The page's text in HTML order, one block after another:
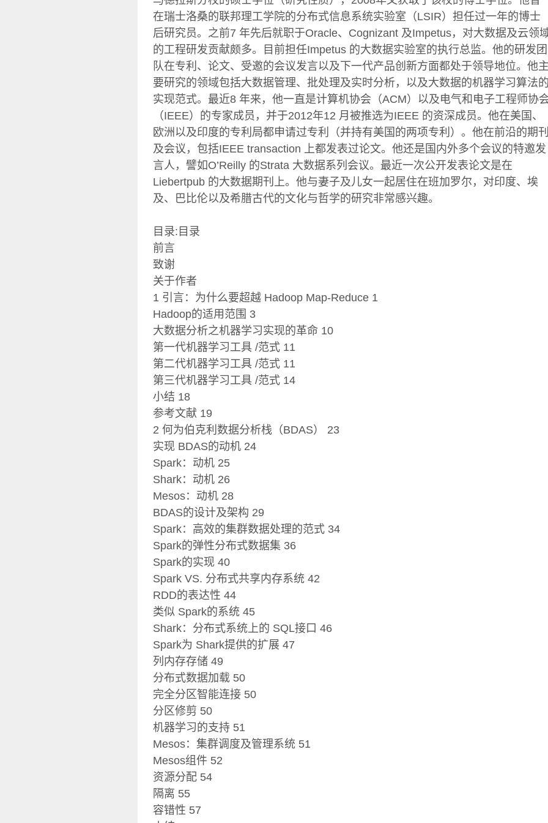
在瑞士洛桑的联邦理工学院的分布式信息系统实验室（LSIR）担任过一年的博士
后研究员。之前7 年先后就职于Oracle、Cognizant 及Impetus，对大数据及云领
的工程研发贡献颇多。目前担任Impetus 的大数据实验室的执行总监。他的研发团
队在专利、论文、受邀的会议发言以及下一代产品创新方面都处于领导地位。他
要研究的领域包括大数据管理、批处理及实时分析，以及大数据的机器学习算法
实现范式。最近8 年来，他一直是计算机协会（ACM）以及电气和电子工程师协
（IEEE）的专家成员，并于2012年12 月被推选为IEEE 的资深成员。他在美国、
欧洲以及印度的专利局都申请过专利（并持有美国的两项专利）。他在前沿的期
及会议，包括IEEE transaction 上都发表过论文。他还是国内外多个会议的特邀发
言人，譬如O’Reilly 的Strata 大数据系列会议。最近一次公开发表论文是在
Liebertpub 的大数据期刊上。他与妻子及儿女一起居住在班加罗尔，对印度、埃
及、巴比伦以及希腊古代的文化与哲学的研究非常感兴趣。
目录:目录
前言
致谢
关于作者
1 引言：为什么要超越 Hadoop Map-Reduce 1
Hadoop的适用范围 3
大数据分析之机器学习实现的革命 10
第一代机器学习工具 /范式 11
第二代机器学习工具 /范式 11
第三代机器学习工具 /范式 14
小结 18
参考文献 19
2 何为伯克利数据分析栈（BDAS） 23
实现 BDAS的动机 24
Spark：动机 25
Shark：动机 26
Mesos：动机 28
BDAS的设计及架构 29
Spark：高效的集群数据处理的范式 34
Spark的弹性分布式数据集 36
Spark的实现 40
Spark VS. 分布式共享内存系统 42
RDD的表达性 44
类似 Spark的系统 45
Shark：分布式系统上的 SQL接口 46
Spark为 Shark提供的扩展 47
列内存存储 49
分布式数据加载 50
完全分区智能连接 50
分区修剪 50
机器学习的支持 51
Mesos：集群调度及管理系统 51
Mesos组件 52
资源分配 54
隔离 55
容错性 57